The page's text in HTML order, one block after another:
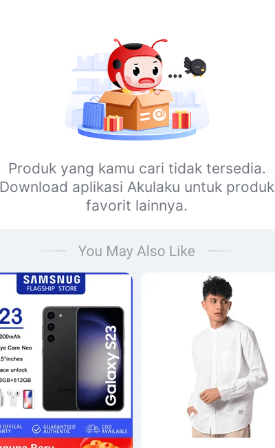
Produk yang kamu cari tidak tersedia.
Download aplikasi Akulaku untuk produk
favorit lainnya.